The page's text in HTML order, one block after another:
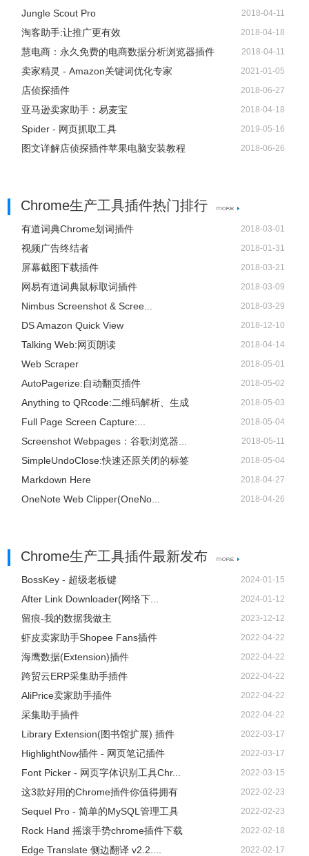
Jungle Scout Pro 2018-04-11
淘客助手:让推广更有效 2018-04-18
慧电商：永久免费的电商数据分析浏览器插件 2018-04-11
卖家精灵 - Amazon关键词优化专家 2021-01-05
店侦探插件 2018-06-27
亚马逊卖家助手：易麦宝 2018-04-18
Spider - 网页抓取工具 2019-05-16
图文详解店侦探插件苹果电脑安装教程 2018-06-26
Chrome生产工具插件热门排行
有道词典Chrome划词插件 2018-03-01
视频广告终结者 2018-01-31
屏幕截图下载插件 2018-03-21
网易有道词典鼠标取词插件 2018-03-09
Nimbus Screenshot & Scree... 2018-03-29
DS Amazon Quick View 2018-12-10
Talking Web:网页朗读 2018-04-14
Web Scraper 2018-05-01
AutoPagerize:自动翻页插件 2018-05-02
Anything to QRcode:二维码解析、生成 2018-05-03
Full Page Screen Capture:... 2018-05-04
Screenshot Webpages：谷歌浏览器... 2018-05-11
SimpleUndoClose:快速还原关闭的标签 2018-05-04
Markdown Here 2018-04-27
OneNote Web Clipper(OneNo... 2018-04-26
Chrome生产工具插件最新发布
BossKey - 超级老板键 2024-01-15
After Link Downloader(网络下... 2024-01-12
留痕-我的数据我做主 2023-12-12
虾皮卖家助手Shopee Fans插件 2022-04-22
海鹰数据(Extension)插件 2022-04-22
跨贸云ERP采集助手插件 2022-04-22
AliPrice卖家助手插件 2022-04-22
采集助手插件 2022-04-22
Library Extension(图书馆扩展) 插件 2022-03-17
HighlightNow插件 - 网页笔记插件 2022-03-17
Font Picker - 网页字体识别工具Chr... 2022-03-15
这3款好用的Chrome插件你值得拥有 2022-02-23
Sequel Pro - 简单的MySQL管理工具 2022-02-23
Rock Hand 摇滚手势chrome插件下载 2022-02-18
Edge Translate 侧边翻译 v2.2.... 2022-02-17